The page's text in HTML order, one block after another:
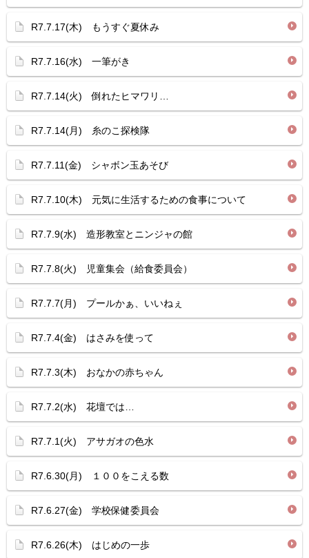
R7.7.17(木) もうすぐ夏休み
R7.7.16(水) 一筆がき
R7.7.14(火) 倒れたヒマワリ…
R7.7.14(月) 糸のこ探検隊
R7.7.11(金) シャボン玉あそび
R7.7.10(木) 元気に生活するための食事について
R7.7.9(水) 造形教室とニンジャの館
R7.7.8(火) 児童集会（給食委員会）
R7.7.7(月) プールかぁ、いいねぇ
R7.7.4(金) はさみを使って
R7.7.3(木) おなかの赤ちゃん
R7.7.2(水) 花壇では…
R7.7.1(火) アサガオの色水
R7.6.30(月) １００をこえる数
R7.6.27(金) 学校保健委員会
R7.6.26(木) はじめの一歩